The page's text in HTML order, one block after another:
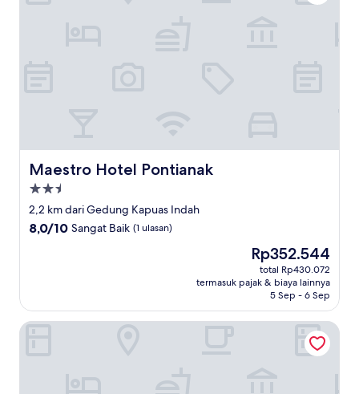
Maestro Hotel Pontianak
Maestro Hotel Pontianak
Properti
bintang
2.5
2,2 km dari Gedung Kapuas Indah
8.0
ulasan)
8,0/10 Sangat Baik (1 ulasan)
Harga
sekarang
Rp352.544
Rp352.544
total Rp430.072
termasuk pajak & biaya lainnya
5 Sep - 6 Sep
Four Points By Sheraton Pontianak